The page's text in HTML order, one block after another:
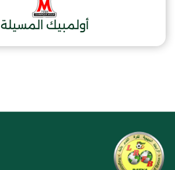
أولمبيك المسيلة